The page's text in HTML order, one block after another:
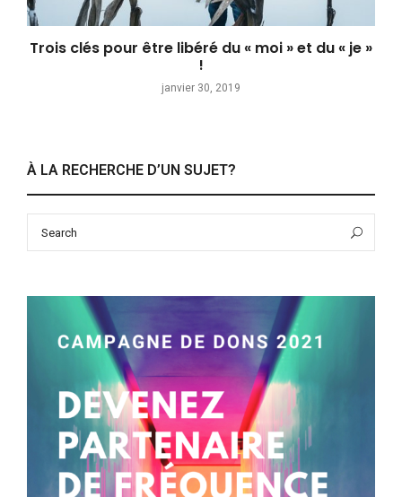
Trois clés pour être libéré du « moi » et du « je »
!
janvier 30, 2019
À LA RECHERCHE D’UN SUJET?